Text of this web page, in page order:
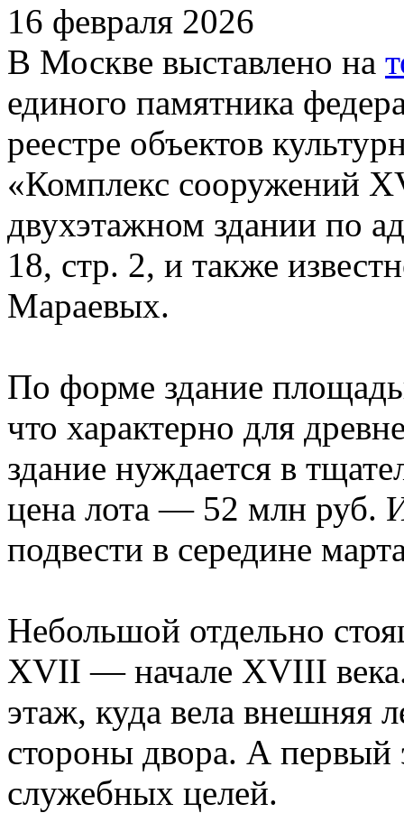
16 февраля 2026
В Москве выставлено на
единого памятника
реестре объектов
«Комплекс сооружений
двухэтажном здании по
18, стр. 2, и также
Мараевых.
По форме здание
что характерно для
здание нуждается в
цена лота — 52 млн руб.
подвести в середине
Небольшой отдельно
XVII — начале XVIII
этаж, куда вела внешняя
стороны двора. А первый
служебных целей.